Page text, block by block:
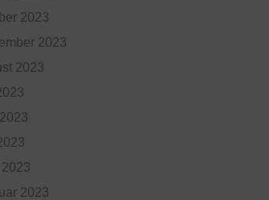
2023
2023
2023
2023